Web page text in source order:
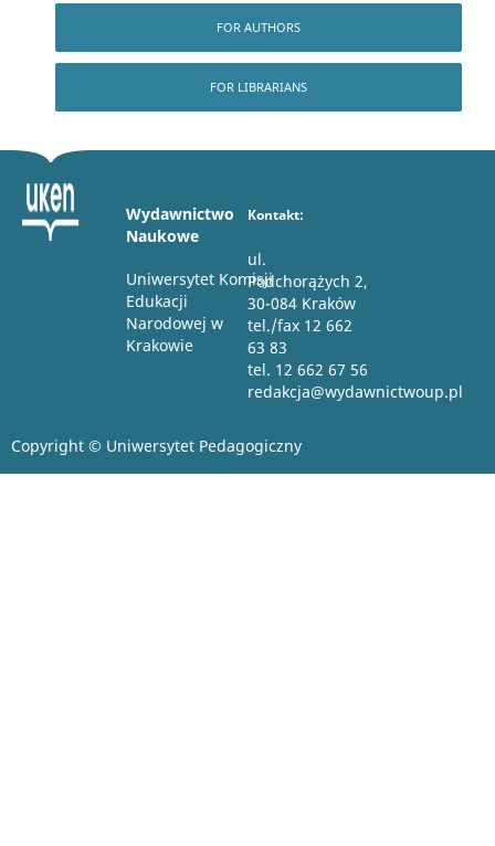
FOR AUTHORS
FOR LIBRARIANS
Wydawnictwo
Naukowe
Uniwersytet Komisji
Edukacji
Narodowej w
Krakowie
Kontakt:
ul.
Podchorążych 2,
30-084 Kraków
tel./fax 12 662
63 83
tel. 12 662 67 56
redakcja@wydawnictwoup.pl
Copyright © Uniwersytet Pedagogiczny